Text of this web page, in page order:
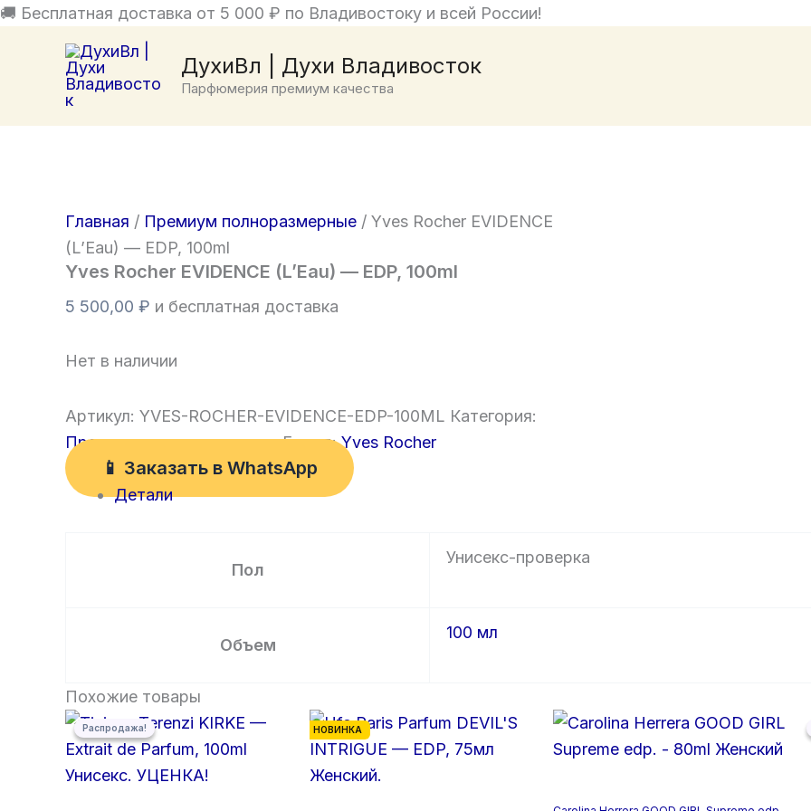
🚚 Бесплатная доставка от 5 000 ₽ по Владивостоку и всей России!
Перейти
содержимому
ДухиВл | Духи Владивосток
Парфюмерия премиум качества
Главная / Премиум полноразмерные / Yves Rocher EVIDENCE
(L’Eau) — EDP, 100ml
Yves Rocher EVIDENCE (L’Eau) — EDP, 100ml
5 500,00 ₽ и бесплатная доставка
Нет в наличии
Артикул: YVES-ROCHER-EVIDENCE-EDP-100ML Категория:
Премиум полноразмерные Бренд:Yves Rocher
📱 Заказать в WhatsApp
Детали
Пол
Унисекс-проверка
Объем
100 мл
Похожие товары
Распродажа!
Распродажа!
Первоначальная
цена
составляла
000,00 ₽.
Текущая
цена:
5
НОВИНКА